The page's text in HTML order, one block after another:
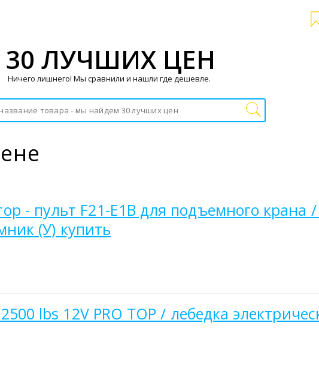
- пульт F21-E1B для подъемного крана
(У) купить
lbs 12V PRO TOP / лебедка
30 ЛУЧШИХ ЦЕН
Ничего лишнего! Мы сравнили и нашли где дешевле.